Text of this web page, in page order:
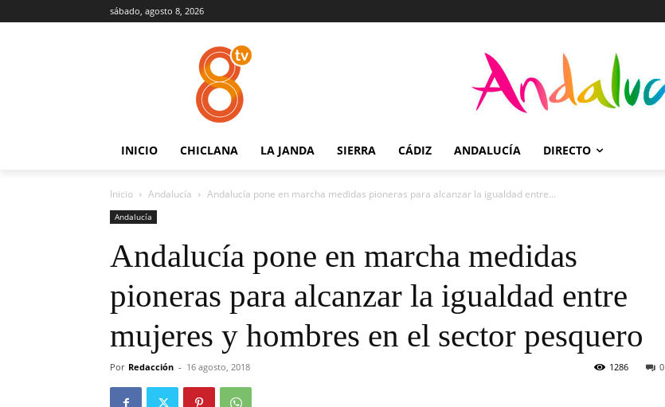
sábado, agosto 8, 2026
INICIO CHICLANA LA JANDA SIERRA CÁDIZ ANDALUCÍA DIRECTO
Inicio Andalucía Andalucía pone en marcha medidas pioneras para alcanzar la igualdad entre...
Andalucía
Andalucía pone en marcha medidas
pioneras para alcanzar la igualdad entre
mujeres y hombres en el sector pesquero
Por Redacción - 16 agosto, 2018 0
1286